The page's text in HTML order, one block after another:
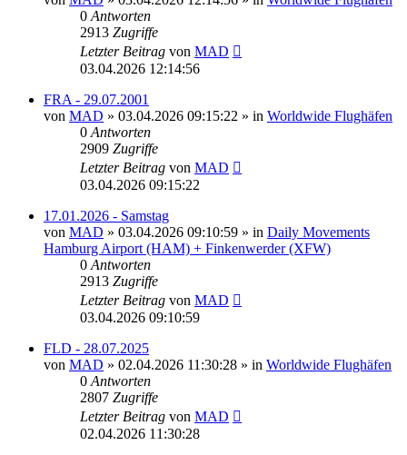
0 Antworten
2913 Zugriffe
Letzter Beitrag von MAD
03.04.2026 12:14:56
FRA - 29.07.2001
von MAD » 03.04.2026 09:15:22 » in Worldwide Flughäfen
0 Antworten
2909 Zugriffe
Letzter Beitrag von MAD
03.04.2026 09:15:22
17.01.2026 - Samstag
von MAD » 03.04.2026 09:10:59 » in Daily Movements
Hamburg Airport (HAM) + Finkenwerder (XFW)
0 Antworten
2913 Zugriffe
Letzter Beitrag von MAD
03.04.2026 09:10:59
FLD - 28.07.2025
von MAD » 02.04.2026 11:30:28 » in Worldwide Flughäfen
0 Antworten
2807 Zugriffe
Letzter Beitrag von MAD
02.04.2026 11:30:28